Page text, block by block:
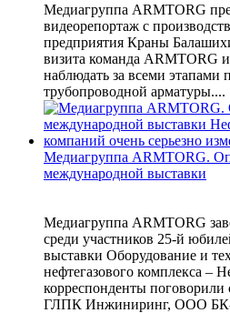
Медиагруппа ARMTORG
видеорепортаж с
предприятия Краны
визита команда ARMTORG
наблюдать за всеми этапами
трубопроводной арматуры....
Медиагруппа ARMTORG.
международной выставки
Медиагруппа ARMTORG
среди участников 25-й
выставки Оборудование и
нефтегазового комплекса –
корреспонденты
ГЛПК Инжиниринг, ООО